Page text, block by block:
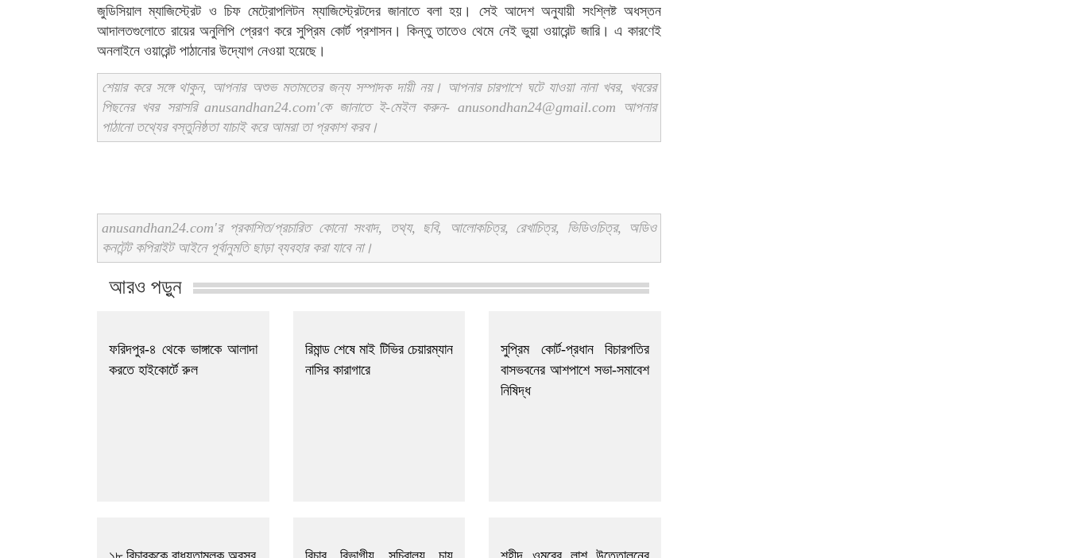
জুডিসিয়াল ম্যাজিস্ট্রেট ও চিফ মেট্রোপলিটন ম্যাজিস্ট্রেটদের জানাতে বলা হয়। সেই আদেশ অনুযায়ী সংশ্লিষ্ট অধস্তন
আদালতগুলোতে রায়ের অনুলিপি প্রেরণ করে সুপ্রিম কোর্ট প্রশাসন। কিন্তু তাতেও থেমে নেই ভুয়া ওয়ারেন্ট জারি। এ কারণেই
অনলাইনে ওয়ারেন্ট পাঠানোর উদ্যোগ নেওয়া হয়েছে।
শেয়ার করে সঙ্গে থাকুন, আপনার অশুভ মতামতের জন্য সম্পাদক দায়ী নয়। আপনার চারপাশে ঘটে যাওয়া নানা খবর, খবরের
পিছনের খবর সরাসরি anusandhan24.com'কে জানাতে ই-মেইল করুন- anusondhan24@gmail.com আপনার
পাঠানো তথ্যের বস্তুনিষ্ঠতা যাচাই করে আমরা তা প্রকাশ করব।
anusandhan24.com'র প্রকাশিত/প্রচারিত কোনো সংবাদ, তথ্য, ছবি, আলোকচিত্র, রেখাচিত্র, ভিডিওচিত্র, অডিও
কনটেন্ট কপিরাইট আইনে পূর্বানুমতি ছাড়া ব্যবহার করা যাবে না।
আরও পড়ুন
ফরিদপুর-৪ থেকে ভাঙ্গাকে আলাদা
করতে হাইকোর্টে রুল
রিমান্ড শেষে মাই টিভির চেয়ারম্যান
নাসির কারাগারে
সুপ্রিম কোর্ট-প্রধান বিচারপতির
বাসভবনের আশপাশে সভা-সমাবেশ
নিষিদ্ধ